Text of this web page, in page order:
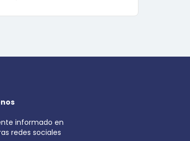
informado en
redes sociales